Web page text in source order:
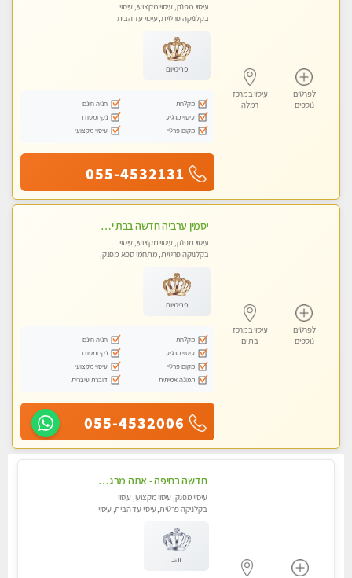
לפרטים
נוספים
עיסוי במרכז
רמלה
עיסוי מפנק, עיסוי מקצועי, עיסוי
בקלניקה פרטית, עיסוי עד הבית
פרימיום
מקלחת
חניה חינם
עיסוי מרגיע
נקי ומסודר
מקום פרטי
עיסוי מקצועי
055-4532131
לפרטים
נוספים
עיסוי במרכז
בת ים
יסמין ערביה חדשה בבת ים חדש חדש .כל סוגי העיסויים במקום הכי מושלם בעיר בת ים . highly recommended..new in the city
עיסוי מפנק, עיסוי מקצועי, עיסוי
בקלניקה פרטית, מתחמי ספא מפנק,
טנטרה
פרימיום
מקלחת
חניה חינם
עיסוי מרגיע
נקי ומסודר
מקום פרטי
עיסוי מקצועי
תמונה אמיתית
דוברת עיברית
055-4532006
חדשה בחיפה - אתה מרגיש עייף??? זה הזמן להתפנק בעיסוי מקצועי ברמה גבוהה- Highly recommended
עיסוי מפנק, עיסוי מקצועי, עיסוי
בקלניקה פרטית, עיסוי עד הבית, עיסוי
זהב